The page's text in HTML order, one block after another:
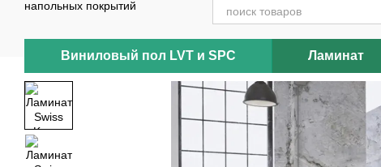
Виниловый пол LVT и SPC Ламинат